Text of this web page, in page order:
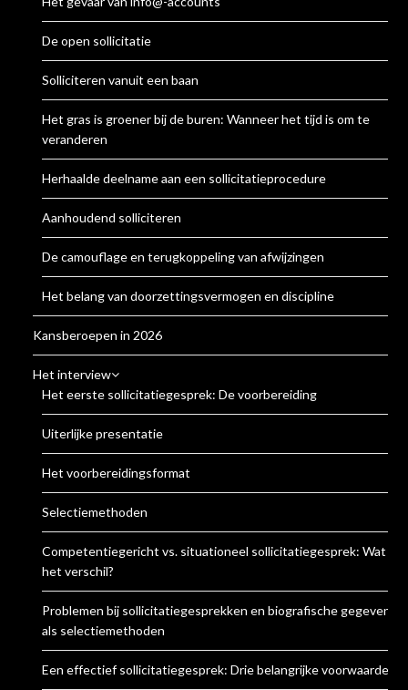
De open sollicitatie
Solliciteren vanuit een baan
Het gras is groener bij de buren: Wanneer het tijd is om te
veranderen
Herhaalde deelname aan een sollicitatieprocedure
Aanhoudend solliciteren
De camouflage en terugkoppeling van afwijzingen
Het belang van doorzettingsvermogen en discipline
Kansberoepen in 2026
Het interview
Het eerste sollicitatiegesprek: De voorbereiding
Uiterlijke presentatie
Het voorbereidingsformat
Selectiemethoden
Competentiegericht vs. situationeel sollicitatiegesprek: Wat is
het verschil?
Problemen bij sollicitatiegesprekken en biografische gegevens
als selectiemethoden
Een effectief sollicitatiegesprek: Drie belangrijke voorwaarden